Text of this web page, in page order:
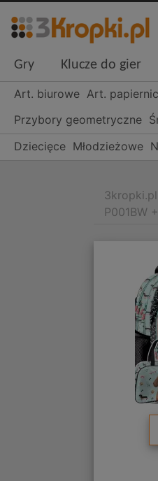
Gry Klucze do gier
Art. biurowe Art.
Przybory geometryczne
Dziecięce Młodzieżowe
3kropki.pl
P001BW